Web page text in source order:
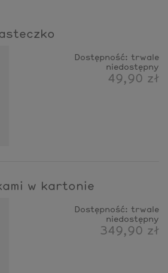
Dostępność: trwale
niedostępny
49,90 zł
w kartonie
Dostępność: trwale
niedostępny
349,90 zł